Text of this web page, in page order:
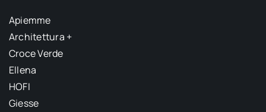
Apiemme
Architettura +
Croce Verde
Ellena
HOFI
Giesse